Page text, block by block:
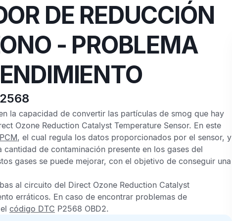
DE REDUCCIÓN
- PROBLEMA
la capacidad de convertir las partículas de smog que hay
Ozone Reduction Catalyst Temperature Sensor. En este
PCM, el cual regula los datos proporcionados por el sensor, y
de contaminación presente en los gases del
gases se puede mejorar, con el objetivo de conseguir una
al circuito del Direct Ozone Reduction Catalyst
erráticos. En caso de encontrar problemas de
código DTC P2568 OBD2.